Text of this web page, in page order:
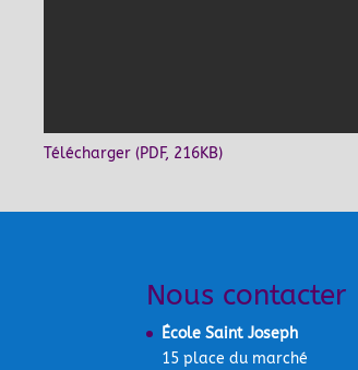
Télécharger (PDF, 216KB)
Nous contacter
École Saint Joseph
15 place du marché